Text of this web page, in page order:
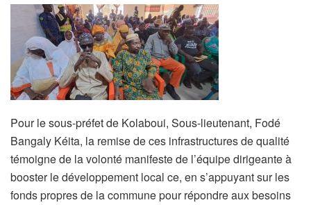
Pour le sous-préfet de Kolaboui, Sous-lieutenant, Fodé
Bangaly Kéita, la remise de ces infrastructures de qualité
témoigne de la volonté manifeste de l’équipe dirigeante à
booster le développement local ce, en s’appuyant sur les
fonds propres de la commune pour répondre aux besoins